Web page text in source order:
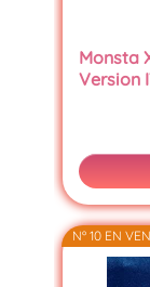
Monsta
Version
Nº 10 EN